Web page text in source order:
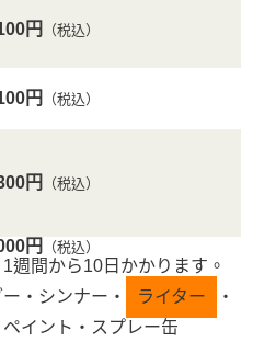
円 （税込）
円 （税込）
円 （税込）
円 （税込）
週間から10日かかります。
・シンナー・
ライター
・
イント・スプレー缶